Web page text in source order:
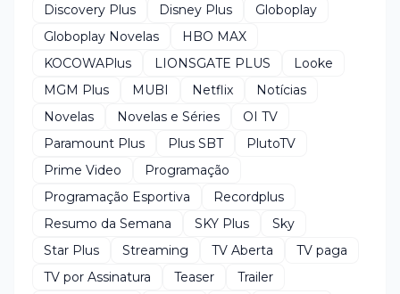
Discovery Plus
Disney Plus
Globoplay
Globoplay Novelas
HBO MAX
KOCOWAPlus
LIONSGATE PLUS
Looke
MGM Plus
MUBI Netflix
Notícias
Novelas
Novelas e Séries
OI TV
Paramount Plus
Plus SBT
PlutoTV
Prime Video
Programação
Programação Esportiva
Recordplus
Resumo da Semana
SKY Plus
Sky
Star Plus
Streaming TV Aberta
TV paga
TV por Assinatura
Teaser
Trailer